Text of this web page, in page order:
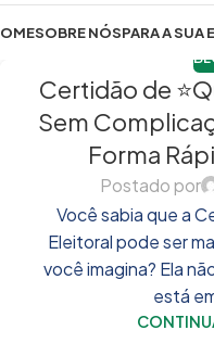
SOBRE NÓSPARA A SUA
Certidão de
Sem
Forma
Postado por
Você sabia que a
Eleitoral pode ser
você imagina? Ela
está